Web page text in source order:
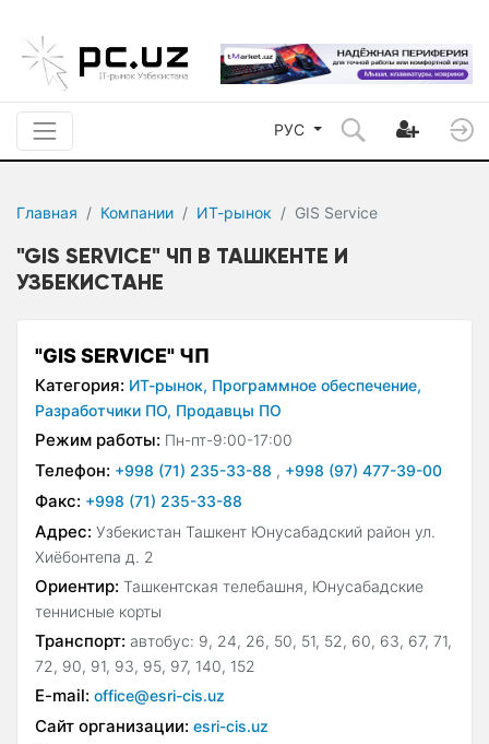
РУС
Главная Компании ИТ-рынок GIS Service
"GIS SERVICE" ЧП В ТАШКЕНТЕ И
УЗБЕКИСТАНЕ
"GIS SERVICE" ЧП
Категория: ИТ-рынок, Программное обеспечение,
Разработчики ПО, Продавцы ПО
Режим работы: Пн-пт-9:00-17:00
Телефон: +998 (71) 235-33-88 , +998 (97) 477-39-00
Факс: +998 (71) 235-33-88
Адрес: Узбекистан Ташкент Юнусабадский район ул.
Хиёбонтепа д. 2
Ориентир: Ташкентская телебашня, Юнусабадские
теннисные корты
Транспорт: автобус: 9, 24, 26, 50, 51, 52, 60, 63, 67, 71,
72, 90, 91, 93, 95, 97, 140, 152
E-mail: office@esri-cis.uz
Сайт организации: esri-cis.uz